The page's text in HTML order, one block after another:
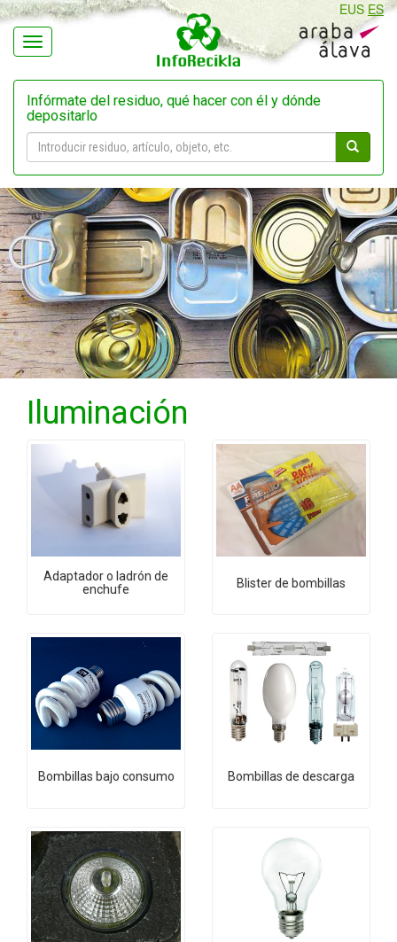
Navegación
EUS ES
Infórmate del residuo, qué hacer con él y dónde
depositarlo
Iluminación
Adaptador o ladrón de
enchufe
Blister de bombillas
Bombillas bajo consumo Bombillas de descarga